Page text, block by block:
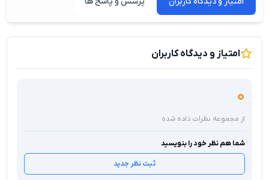
امتیاز و دیدگاه کاربران
0
از مجموعه نظرات داده شده
شما هم نظر خود را بنویسید
ثبت نظر جدید